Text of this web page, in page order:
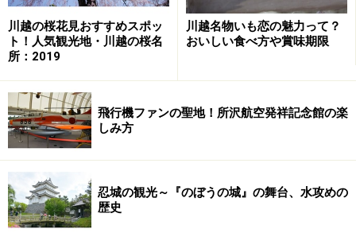
駅前ロータリーに掲げられた南越谷阿波踊りの横断幕
見どころは「流し踊り」！ 100近くの連が
続々と通りを練り歩く！
イベントのクライマックスは、土日の17時過ぎから21時
にかけて行われる流し踊りです。南越谷中央通りを中心
に東口南通り、西口駅前通り、西口南通りが演舞場とな
ります。地元や近隣で結成された70を超える連の他、徳
川越の桜花見おすすめスポッ
ト！人気観光地・川越の桜名
所：2019
川越名物いも恋の魅力って？
おいしい食べ方や賞味期限
飛行機ファンの聖地！所沢航空発祥記念館の楽
しみ方
忍城の観光～『のぼうの城』の舞台、水攻めの
歴史